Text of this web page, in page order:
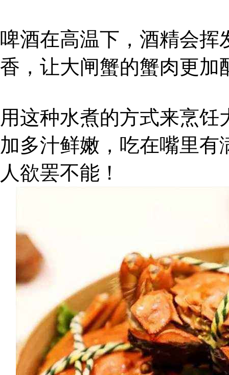
啤酒在高温下，酒精会挥
香，让大闸蟹的蟹肉更加
用这种水煮的方式来烹
加多汁鲜嫩，吃在嘴里
人欲罢不能！